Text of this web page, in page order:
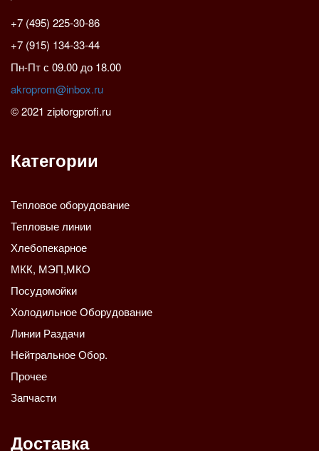
+7 (495) 225-30-86
+7 (915) 134-33-44
Пн-Пт с 09.00 до 18.00
akroprom@inbox.ru
© 2021 ziptorgprofi.ru
Категории
Тепловое оборудование
Тепловые линии
Хлебопекарное
МКК, МЭП,МКО
Посудомойки
Холодильное Оборудование
Линии Раздачи
Нейтральное Обор.
Прочее
Запчасти
Доставка